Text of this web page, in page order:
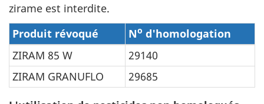
zirame est interdite.
Produit révoqué
No d'homologation
ZIRAM 85 W
29140
ZIRAM GRANUFLO
29685